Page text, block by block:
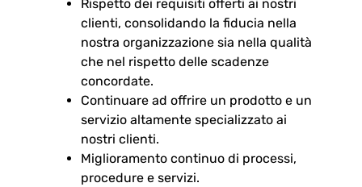
Rispetto dei requisiti offerti ai nostri
clienti, consolidando la fiducia nella
nostra organizzazione sia nella qualità
che nel rispetto delle scadenze
concordate.
Continuare ad offrire un prodotto e un
servizio altamente specializzato ai
nostri clienti.
Miglioramento continuo di processi,
procedure e servizi.